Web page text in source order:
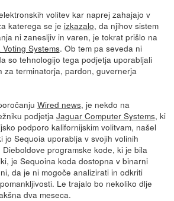
volitev kar naprej zahajajo v
katerega se je izkazalo, da njihov sistem
ni zanesljiv in varen, je tokrat prišlo na
Systems. Ob tem pa seveda ni
so tehnologijo tega podjetja uporabljali
za terminatorja, pardon, guvernerja
Wired news, je nekdo na
podjetja Jaguar Computer Systems, ki
podporo kalifornijskim volitvam, našel
jo Sequoia uporablja v svojih volinih
programske kode, ki je bila
je Sequoina koda dostopna v binarni
da je ni mogoče analizirati in odkriti
Le trajalo bo nekoliko dlje
dva meseca.